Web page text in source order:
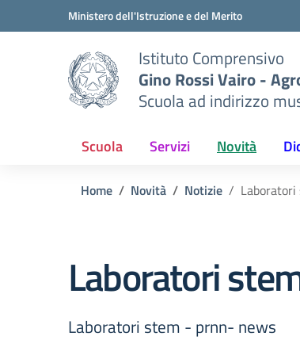
Vai ai contenuti
Vai al menu di navigazioneMinistero dell'Istruzione e del Merito
Istituto Comprensivo
Gino Rossi Vairo -
Scuola ad indirizzo
Scuola Servizi Novità
Home Novità Notizie
Laboratori
Laboratori stem - prnn- news